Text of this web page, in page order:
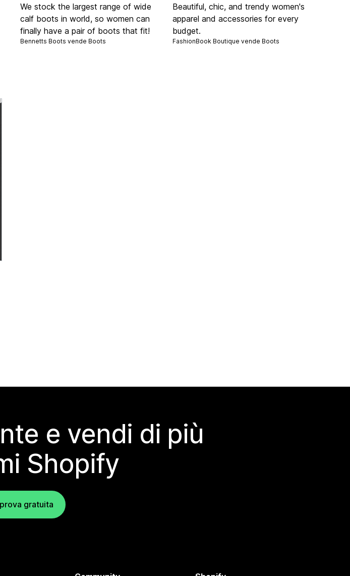
We stock the largest range of wide
calf boots in world, so women can
finally have a pair of boots that fit!
Bennetts Boots vende Boots
Beautiful, chic, and trendy women's
apparel and accessories for every
budget.
FashionBook Boutique vende Boots
e vendi di più
Shopify
gratuita